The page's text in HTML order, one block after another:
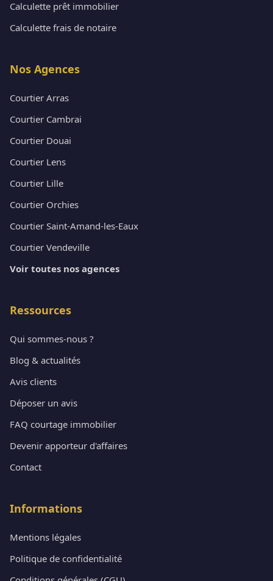
Calculette prêt immobilier
Calculette frais de notaire
Nos Agences
Courtier Arras
Courtier Cambrai
Courtier Douai
Courtier Lens
Courtier Lille
Courtier Orchies
Courtier Saint-Amand-les-Eaux
Courtier Vendeville
Voir toutes nos agences
Ressources
Qui sommes-nous ?
Blog & actualités
Avis clients
Déposer un avis
FAQ courtage immobilier
Devenir apporteur d'affaires
Contact
Informations
Mentions légales
Politique de confidentialité